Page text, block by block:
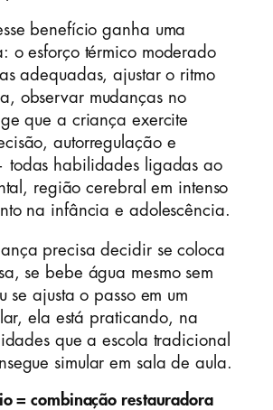
benefício ganha uma
o esforço térmico moderado
adequadas, ajustar o ritmo
observar mudanças no
que a criança exercite
autorregulação e
habilidades ligadas ao
região cerebral em intenso
na infância e adolescência.
precisa decidir se coloca
se bebe água mesmo sem
se ajusta o passo em um
ela está praticando, na
que a escola tradicional
simular em sala de aula.
= combinação restauradora